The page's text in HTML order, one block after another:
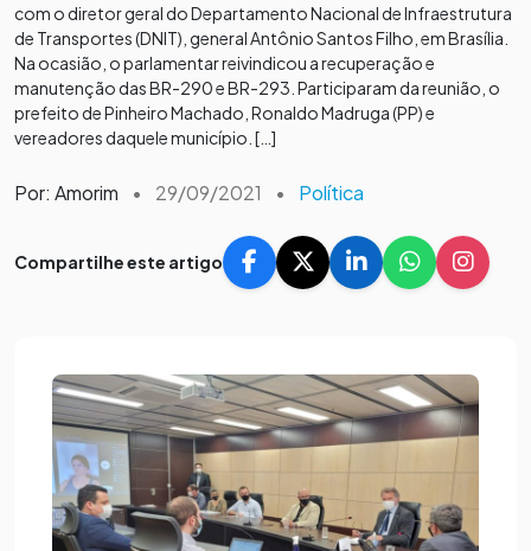
com o diretor geral do Departamento Nacional de Infraestrutura
de Transportes (DNIT), general Antônio Santos Filho, em Brasília.
Na ocasião, o parlamentar reivindicou a recuperação e
manutenção das BR-290 e BR-293. Participaram da reunião, o
prefeito de Pinheiro Machado, Ronaldo Madruga (PP) e
vereadores daquele município. […]
Por: Amorim • 29/09/2021 • Política
Compartilhe este artigo